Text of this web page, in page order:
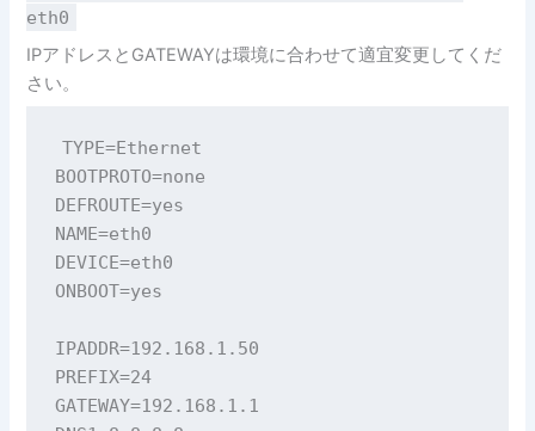
eth0
IPアドレスとGATEWAYは環境に合わせて適宜変更してくだ
さい。
TYPE=Ethernet
BOOTPROTO=none
DEFROUTE=yes
NAME=eth0
DEVICE=eth0
ONBOOT=yes
IPADDR=192.168.1.50
PREFIX=24
GATEWAY=192.168.1.1